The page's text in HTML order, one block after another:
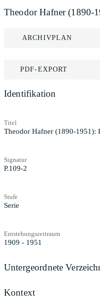
Theodor Hafner (1890-
ARCHIVPLAN
PDF-EXPORT
Identifikation
Titel
Theodor Hafner (1890-1951):
Signatur
P.109-2
Stufe
Serie
Entstehungszeitraum
1909 - 1951
Untergeordnete
Kontext